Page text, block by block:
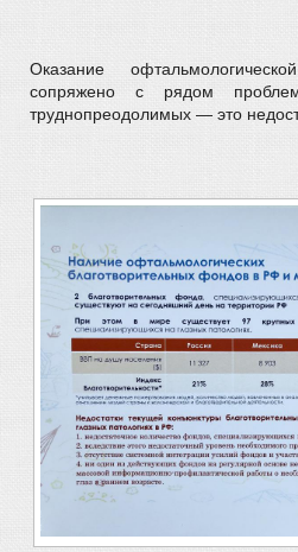
Оказание
сопряжено с рядом
труднопреодолимых — это